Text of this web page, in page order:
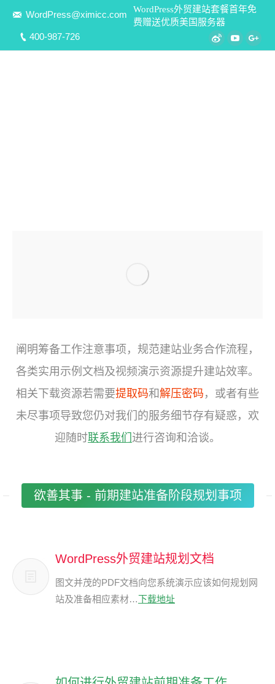
WordPress@ximicc.com
400-987-726
WordPress外贸建站套餐首年免
费赠送优质美国服务器
WeiboYouTube
阐明筹备工作注意事项，规范建站业务合作流程，
各类实用示例文档及视频演示资源提升建站效率。
相关下载资源若需要提取码和解压密码 ，或者有些
未尽事项导致您仍对我们的服务细节存有疑惑，欢
迎随时联系我们 进行咨询和洽谈。
欲善其事 - 前期建站准备阶段规划事项
WordPress外贸建站规划文档
图文并茂的PDF文档向您系统演示应该如何规划网
站及准备相应素材…下载地址